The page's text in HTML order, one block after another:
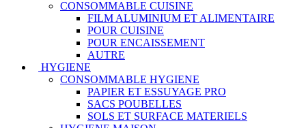
CONSOMMABLE CUISINE
FILM ALUMINIUM ET ALIMENTAIRE
POUR CUISINE
POUR ENCAISSEMENT
AUTRE
HYGIENE
CONSOMMABLE HYGIENE
PAPIER ET ESSUYAGE PRO
SACS POUBELLES
SOLS ET SURFACE MATERIELS